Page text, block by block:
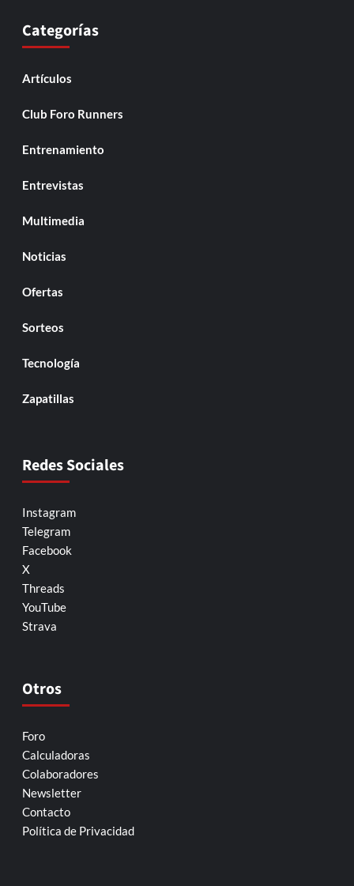
Categorías
Artículos
Club Foro Runners
Entrenamiento
Entrevistas
Multimedia
Noticias
Ofertas
Sorteos
Tecnología
Zapatillas
Redes Sociales
Instagram
Telegram
Facebook
X
Threads
YouTube
Strava
Otros
Foro
Calculadoras
Colaboradores
Newsletter
Contacto
Política de Privacidad